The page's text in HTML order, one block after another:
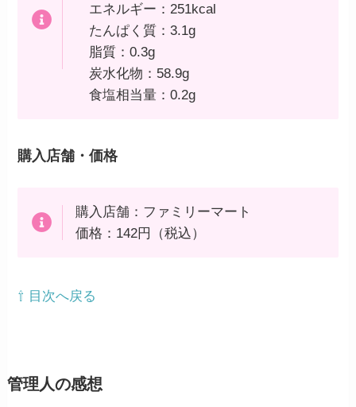
エネルギー：251kcal
たんぱく質：3.1g
脂質：0.3g
炭水化物：58.9g
食塩相当量：0.2g
購入店舗・価格
購入店舗：ファミリーマート
価格：142円（税込）
⇧ 目次へ戻る
管理人の感想